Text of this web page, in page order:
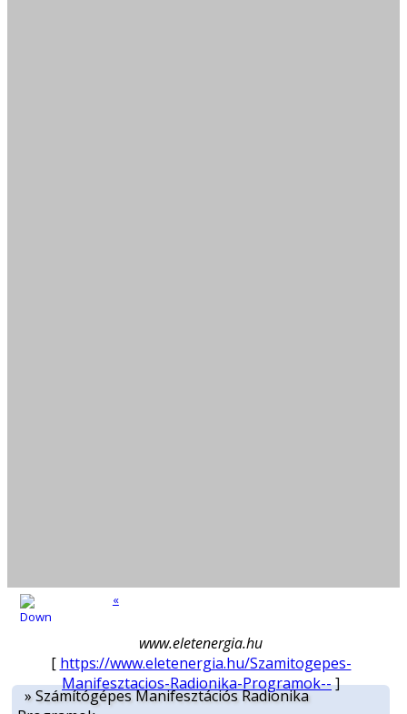
«
www.eletenergia.hu
[ https://www.eletenergia.hu/Szamitogepes-
Manifesztacios-Radionika-Programok--]
» Számítógépes Manifesztációs Radionika